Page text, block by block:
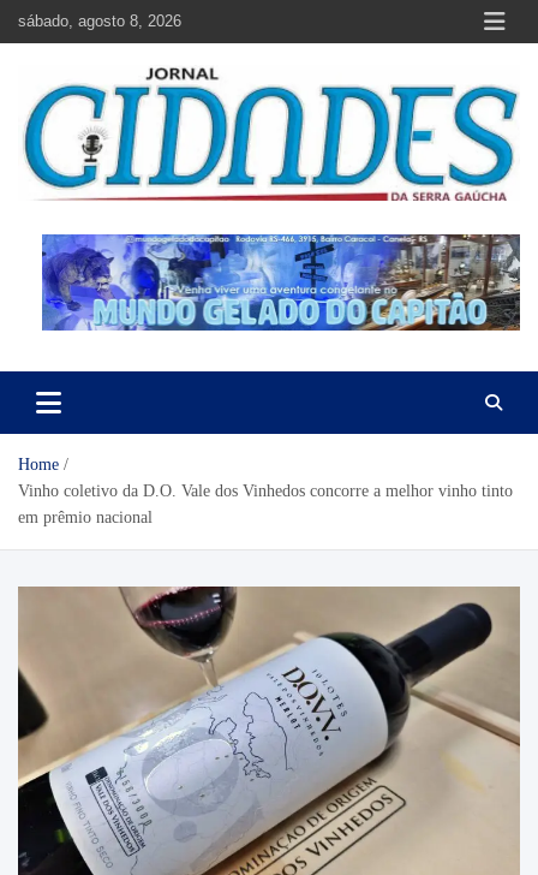
sábado, agosto 8, 2026
Jornal Cidades da Serra Gaúcha
Home
Vinho coletivo da D.O. Vale dos Vinhedos concorre a melhor vinho tinto
em prêmio nacional